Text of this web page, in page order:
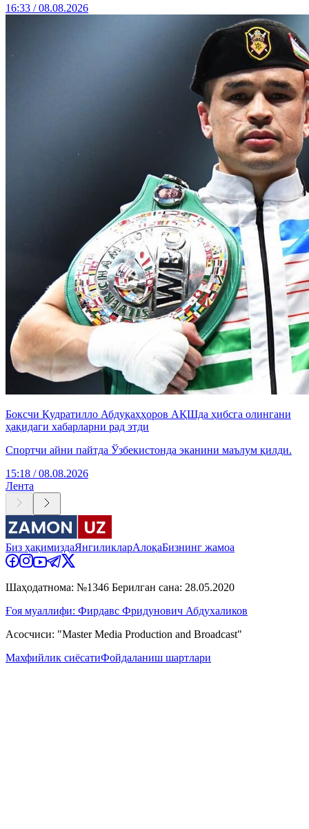
16:33 / 08.08.2026
Боксчи Қудратилло Абдуқаҳҳоров АҚШда ҳибсга олингани
ҳақидаги хабарларни рад этди
Спортчи айни пайтда Ўзбекистонда эканини маълум қилди.
15:18 / 08.08.2026
Лента
Биз ҳақимиздаЯнгиликларАлоқаБизнинг жамоа
Шаҳодатнома: №1346 Берилган сана: 28.05.2020
Ғоя муаллифи: Фирдавс Фридунович Абдухаликов
Асосчиси: "Master Media Production and Broadcast"
Махфийлик сиёсатиФойдаланиш шартлари